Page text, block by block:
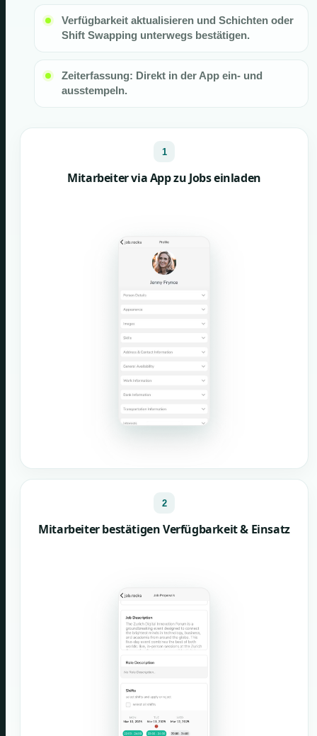
Verfügbarkeit aktualisieren und Schichten oder
Shift Swapping unterwegs bestätigen.
Zeiterfassung: Direkt in der App ein- und
ausstempeln.
1
Mitarbeiter via App zu Jobs einladen
2
Mitarbeiter bestätigen Verfügbarkeit & Einsatz